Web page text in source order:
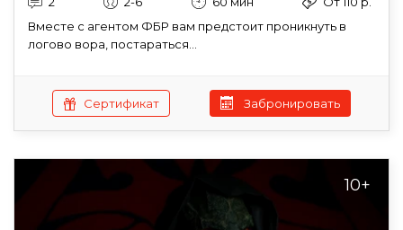
Вместе с агентом ФБР вам предстоит проникнуть в
логово вора, постараться...
Сертификат Забронировать
10+